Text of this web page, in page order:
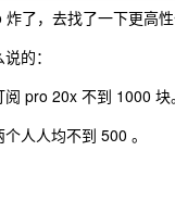
了，去找了一下更高性
的：
pro 20x 不到 1000 块。
人人均不到 500 。